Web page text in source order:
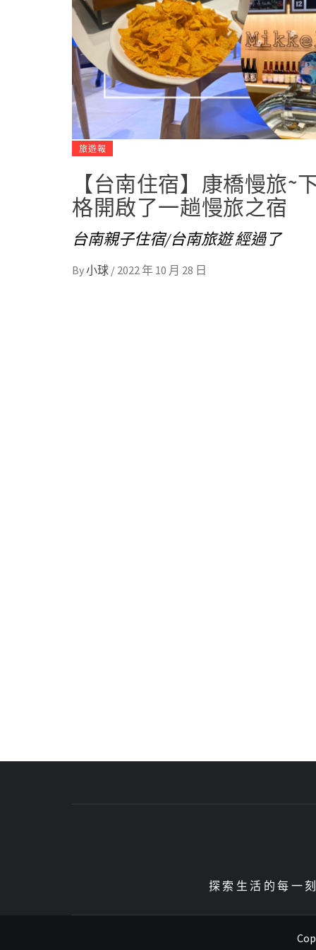
旅遊報
【台南住宿】康橋慢旅
格開啟了一趟慢旅之宿
台南親子住宿/台南旅遊 經過了
By小球 / 2022 年 10 月 28 日
探索生活的每一